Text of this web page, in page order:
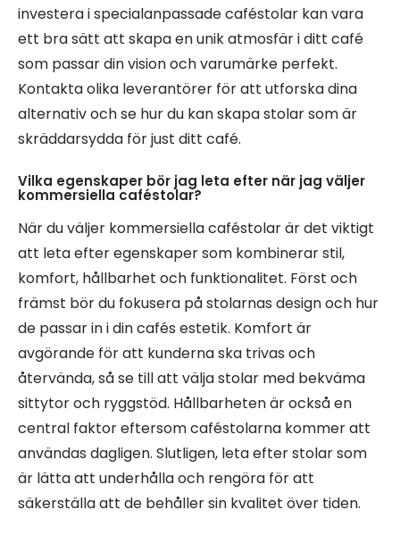
investera i specialanpassade caféstolar kan vara
ett bra sätt att skapa en unik atmosfär i ditt café
som passar din vision och varumärke perfekt.
Kontakta olika leverantörer för att utforska dina
alternativ och se hur du kan skapa stolar som är
skräddarsydda för just ditt café.
Vilka egenskaper bör jag leta efter när jag väljer
kommersiella caféstolar?
När du väljer kommersiella caféstolar är det viktigt
att leta efter egenskaper som kombinerar stil,
komfort, hållbarhet och funktionalitet. Först och
främst bör du fokusera på stolarnas design och hur
de passar in i din cafés estetik. Komfort är
avgörande för att kunderna ska trivas och
återvända, så se till att välja stolar med bekväma
sittytor och ryggstöd. Hållbarheten är också en
central faktor eftersom caféstolarna kommer att
användas dagligen. Slutligen, leta efter stolar som
är lätta att underhålla och rengöra för att
säkerställa att de behåller sin kvalitet över tiden.